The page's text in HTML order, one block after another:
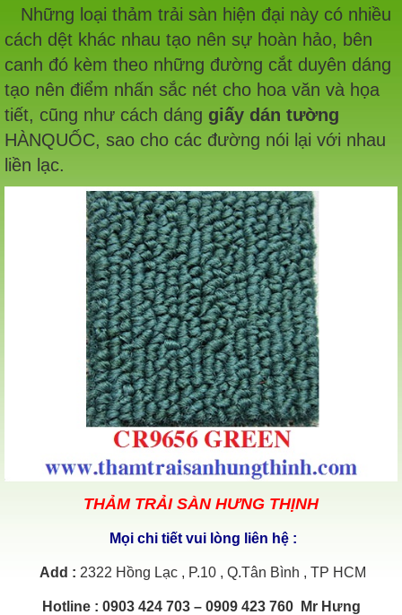
Những loại thảm trải sàn hiện đại này có nhiều
cách dệt khác nhau tạo nên sự hoàn hảo, bên
canh đó kèm theo những đường cắt duyên dáng
tạo nên điểm nhấn sắc nét cho hoa văn và họa
tiết, cũng như cách dáng giấy dán tường
HÀNQUỐC, sao cho các đường nói lại với nhau
liền lạc.
THẢM TRẢI SÀN HƯNG THỊNH
Mọi chi tiết vui lòng liên hệ :
Add : 2322 Hồng Lạc , P.10 , Q.Tân Bình , TP HCM
Hotline: 0903 424 703 – 0909 423 760 Mr Hưng